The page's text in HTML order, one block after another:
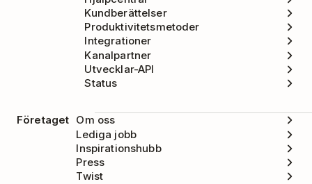
Kundberättelser
Produktivitetsmetoder
Integrationer
Kanalpartner
Utvecklar-API
Status
Företaget Om oss
Lediga jobb
Inspirationshubb
Press
Twist